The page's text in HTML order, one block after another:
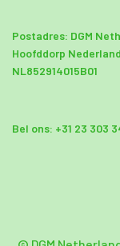
Postadres: DGM
Hoofddorp Nederland
NL852914015B01
Bel ons: +31 23 303